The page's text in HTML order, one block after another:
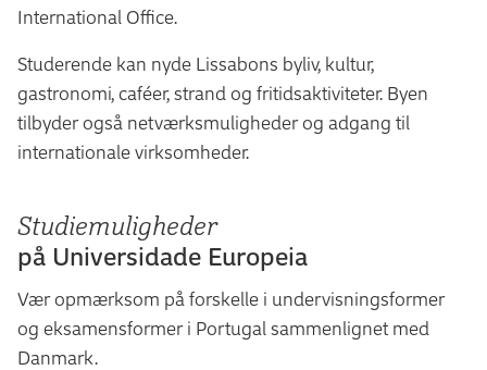
International Office.
Studerende kan nyde Lissabons byliv, kultur,
gastronomi, caféer, strand og fritidsaktiviteter. Byen
tilbyder også netværksmuligheder og adgang til
internationale virksomheder.
Studiemuligheder
på Universidade Europeia
Vær opmærksom på forskelle i undervisningsformer
og eksamensformer i Portugal sammenlignet med
Danmark.